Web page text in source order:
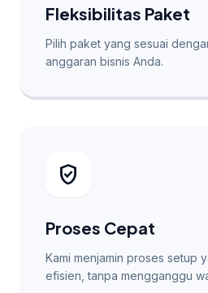
Fleksibilitas Paket
Pilih paket yang sesuai
anggaran bisnis Anda.
verified_user
Proses Cepat
Kami menjamin proses setup
efisien, tanpa mengganggu